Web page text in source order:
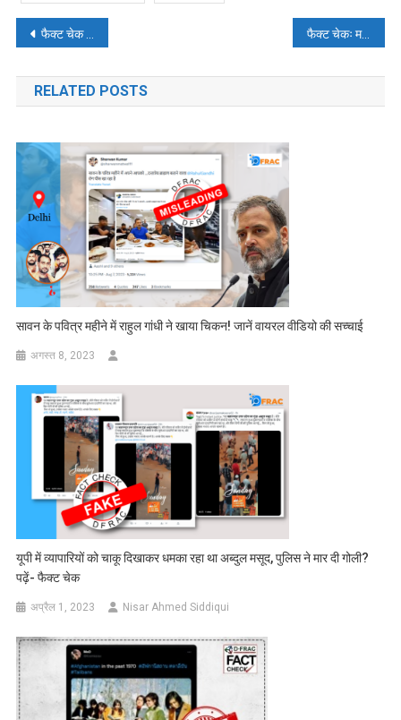
पोस्ट
नेविगेशन
फैक्ट चेक – ज्योतिरादित्य सिंधिया का बजरंग दल पर दिया गया पुराना बयान हालिया बताकर वायरल फैक्ट चेकः मदरसा छात्रों के वीडियो को महाराष्ट्र में रोहिंग्या मुस्लिमों की घुसपैठ का बताकर गलत दावा किया गया
RELATED POSTS
सावन के पवित्र महीने में राहुल गांधी ने खाया चिकन! जानें वायरल वीडियो की सच्चाई
अगस्त 8, 2023
यूपी में व्यापारियों को चाकू दिखाकर धमका रहा था अब्दुल मसूद, पुलिस ने मार दी गोली?
पढ़ें- फैक्ट चेक
अप्रैल 1, 2023 Nisar Ahmed Siddiqui